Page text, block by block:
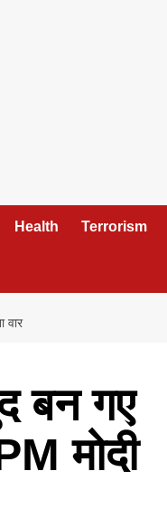
Health Terrorism
वार
बन गए
मोदी